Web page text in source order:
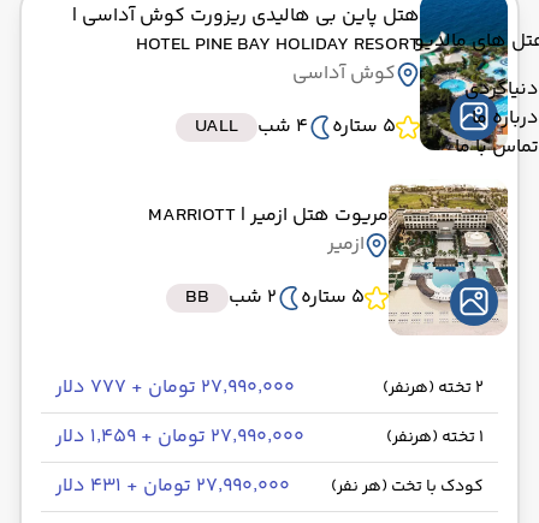
های مالدیو
دنیاگردی
درباره ما
تماس با ما
هتل پاین بی هالیدی ریزورت کوش آداسی |
HOTEL PINE BAY HOLIDAY RESORT
کوش آداسی
5 ستاره
4 شب UALL
مریوت هتل ازمیر| MARRIOTT
ازمیر
5 ستاره
2 شب BB
2 تخته (هرنفر) ۲۷٬۹۹۰٬۰۰۰ تومان + ۷۷۷ دلار
1 تخته (هرنفر) ۲۷٬۹۹۰٬۰۰۰ تومان + ۱٬۴۵۹ دلار
کودک با تخت (هر نفر)
۲۷٬۹۹۰٬۰۰۰ تومان + ۴۳۱ دلار